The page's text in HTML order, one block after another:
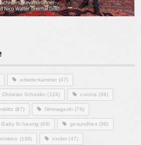
arbeiterkammer (47)
Christian Scheider (124) corona (69)
(87) filmmagazin (76)
Gaby Schaunig (43) gesundheit(36)
(138) kinder (47)